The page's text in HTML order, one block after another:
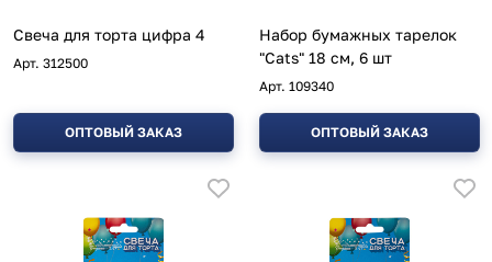
Свеча для торта цифра 4
Арт. 312500
ОПТОВЫЙ ЗАКАЗ
Набор бумажных тарелок
"Cats" 18 см, 6 шт
Арт. 109340
ОПТОВЫЙ ЗАКАЗ